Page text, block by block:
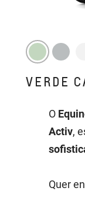
VERDE
O
Activ,
Quer